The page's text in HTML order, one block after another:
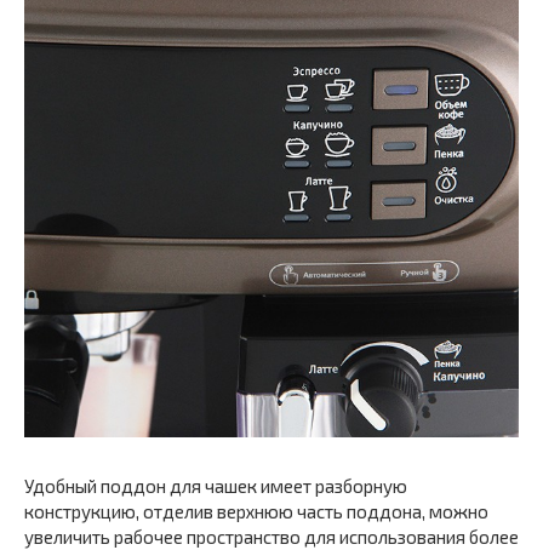
Удобный поддон для чашек имеет разборную
конструкцию, отделив верхнюю часть поддона, можно
увеличить рабочее пространство для использования более